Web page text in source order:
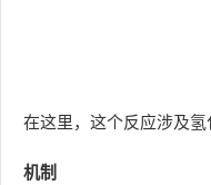
在这里，这个反应涉及
机制